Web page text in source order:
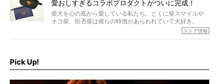
愛おしすぎるコラボプロダクトがついに完成！
柴犬を心の底から愛している私たち。とくに柴スマイルや
オコ柴、拒否柴は彼らの特徴があらわれていて大好き。
でもちょっと待て…もうひとつ、忘れてはならない愛おしい
ストア情報
Pick Up!